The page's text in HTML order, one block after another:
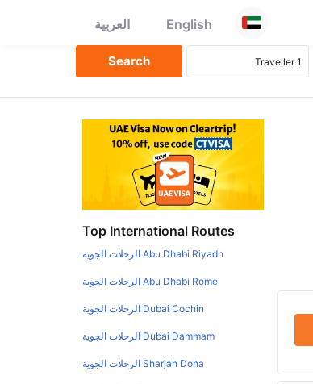
English العربية
Top International Routes
Abu Dhabi Riyadh الرحلات الجوية
Abu Dhabi Rome الرحلات الجوية
Dubai Cochin الرحلات الجوية
Dubai Dammam الرحلات الجوية
Sharjah Doha الرحلات الجوية